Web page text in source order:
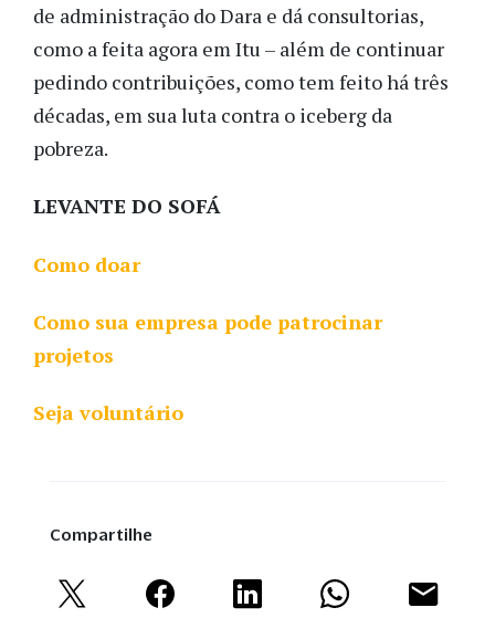
de administração do Dara e dá consultorias,
como a feita agora em Itu – além de continuar
pedindo contribuições, como tem feito há três
décadas, em sua luta contra o iceberg da
pobreza.
LEVANTE DO SOFÁ
Como doar
Como sua empresa pode patrocinar
projetos
Seja voluntário
Compartilhe